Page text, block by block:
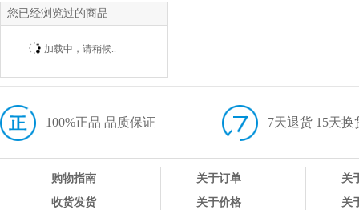
您已经浏览过的商品
加载中，请稍候..
100%正品 品质保证 7天退货 15天换
购物指南
收货发货
关于订单
关于价格
关
关